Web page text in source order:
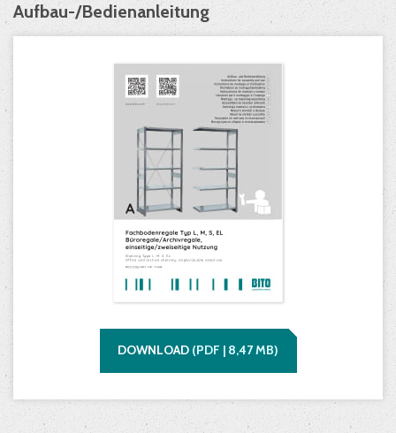
Aufbau-/Bedienanleitung
DOWNLOAD (PDF | 8,47MB)